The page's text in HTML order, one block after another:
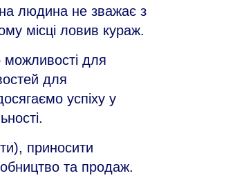
людина не зважає з
місці ловив кураж.
для
для
успіху у
приносити
та продаж.